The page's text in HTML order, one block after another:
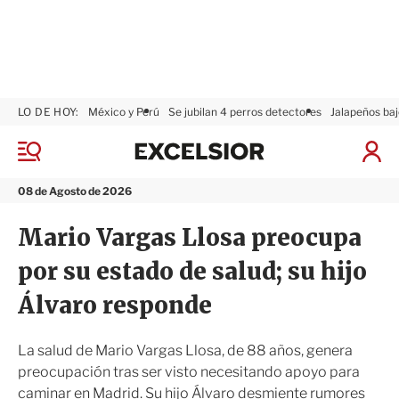
M
n
08 de Agosto de 2026
LO DE HOY: México y Perú Se jubilan 4 perros detectores Jalapeños
I
x
i
o
r
Mario Vargas Llosa preocupa
por su estado de salud; su hijo
Álvaro responde
La salud de Mario Vargas Llosa, de 88 años, genera
preocupación tras ser visto necesitando apoyo para
caminar en Madrid. Su hijo Álvaro desmiente rumores